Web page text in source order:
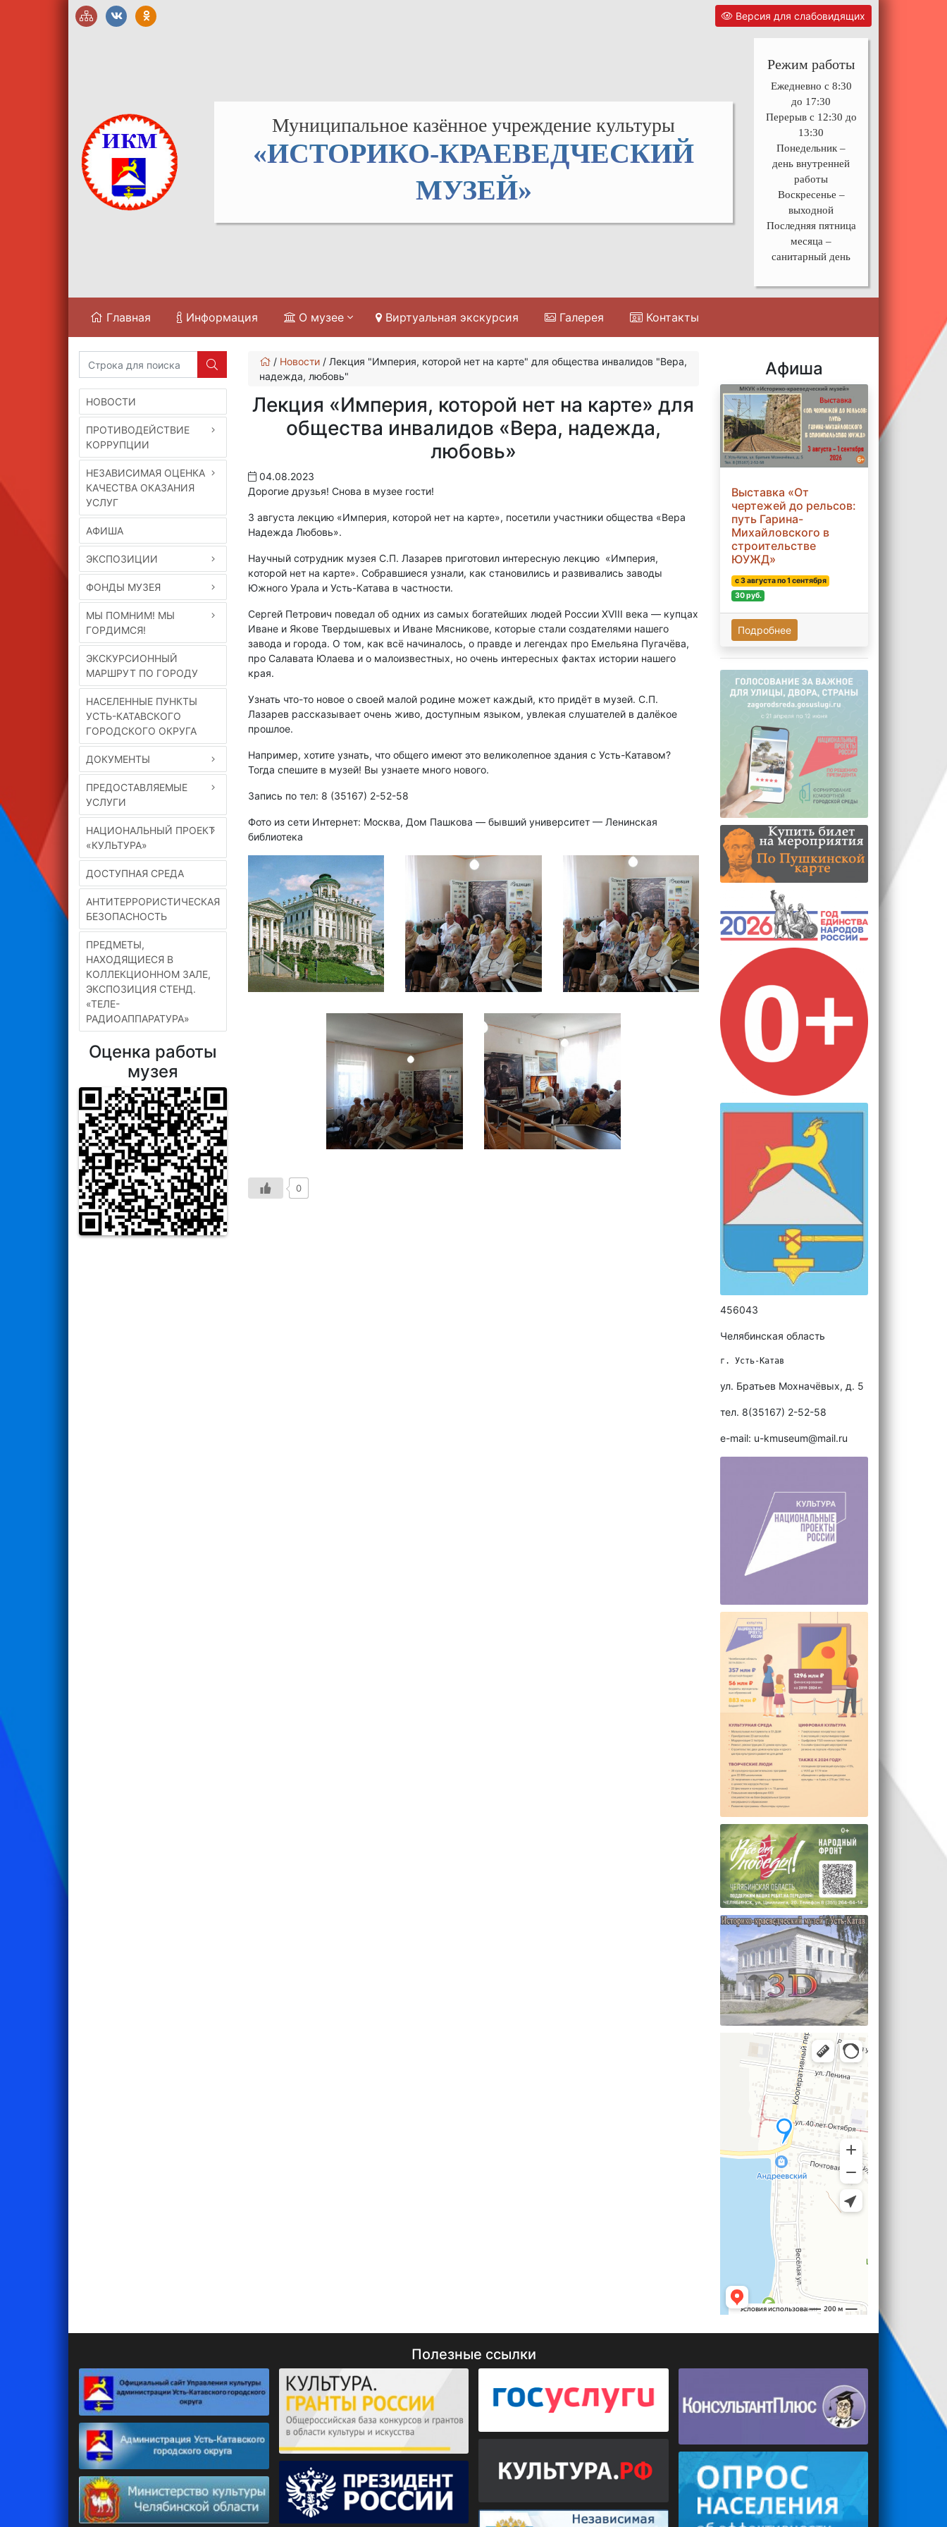
Версия для слабовидящих
Муниципальное казённое учреждение культуры
«ИСТОРИКО-КРАЕВЕДЧЕСКИЙ
МУЗЕЙ»
Режим работы
Ежедневно с 8:30
до 17:30
Перерыв с 12:30 до
13:30
Понедельник –
день внутренней
работы
Воскресенье –
выходной
Последняя пятница
месяца –
санитарный день
Главная Информация О музее Виртуальная экскурсия Галерея Контакты
НОВОСТИ
ПРОТИВОДЕЙСТВИЕ
КОРРУПЦИИ
НЕЗАВИСИМАЯ ОЦЕНКА
КАЧЕСТВА ОКАЗАНИЯ
УСЛУГ
АФИША
ЭКСПОЗИЦИИ
ФОНДЫ МУЗЕЯ
МЫ ПОМНИМ! МЫ
ГОРДИМСЯ!
ЭКСКУРСИОННЫЙ
МАРШРУТ ПО ГОРОДУ
НАСЕЛЕННЫЕ ПУНКТЫ
УСТЬ-КАТАВСКОГО
ГОРОДСКОГО ОКРУГА
ДОКУМЕНТЫ
ПРЕДОСТАВЛЯЕМЫЕ
УСЛУГИ
НАЦИОНАЛЬНЫЙ ПРОЕКТ
«КУЛЬТУРА»
ДОСТУПНАЯ СРЕДА
АНТИТЕРРОРИСТИЧЕСКАЯ
БЕЗОПАСНОСТЬ
ПРЕДМЕТЫ,
НАХОДЯЩИЕСЯ В
КОЛЛЕКЦИОННОМ ЗАЛЕ,
ЭКСПОЗИЦИЯ СТЕНД.
«ТЕЛЕ-
РАДИОАППАРАТУРА»
Оценка работы
музея
/ Новости/ Лекция "Империя, которой нет на карте" для общества инвалидов "Вера,
надежда, любовь"
Лекция «Империя, которой нет на карте» для
общества инвалидов «Вера, надежда,
любовь»
04.08.2023
Дорогие друзья! Снова в музее гости!
3 августа лекцию «Империя, которой нет на карте», посетили участники общества «Вера
Надежда Любовь».
Научный сотрудник музея С.П. Лазарев приготовил интересную лекцию «Империя,
которой нет на карте». Собравшиеся узнали, как становились и развивались заводы
Южного Урала и Усть-Катава в частности.
Сергей Петрович поведал об одних из самых богатейших людей России XVIII века — купцах
Иване и Якове Твердышевых и Иване Мясникове, которые стали создателями нашего
завода и города. О том, как всё начиналось, о правде и легендах про Емельяна Пугачёва,
про Салавата Юлаева и о малоизвестных, но очень интересных фактах истории нашего
края.
Узнать что-то новое о своей малой родине может каждый, кто придёт в музей. С.П.
Лазарев рассказывает очень живо, доступным языком, увлекая слушателей в далёкое
прошлое.
Например, хотите узнать, что общего имеют это великолепное здания с Усть-Катавом?
Тогда спешите в музей! Вы узнаете много нового.
Запись по тел: 8 (35167) 2-52-58
Фото из сети Интернет: Москва, Дом Пашкова — бывший университет — Ленинская
библиотека
0
Афиша
Выставка «От
чертежей до рельсов:
путь Гарина-
Михайловского в
строительстве
ЮУЖД»
с 3 августа по 1 сентября
30 руб.
Подробнее
456043
Челябинская область
г. Усть-Катав
ул. Братьев Мохначёвых, д. 5
тел. 8(35167) 2-52-58
e-mail: u-kmuseum@mail.ru
Полезные ссылки